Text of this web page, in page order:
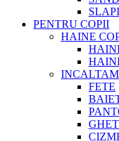
PENTRU COPII
HAINE
FETE